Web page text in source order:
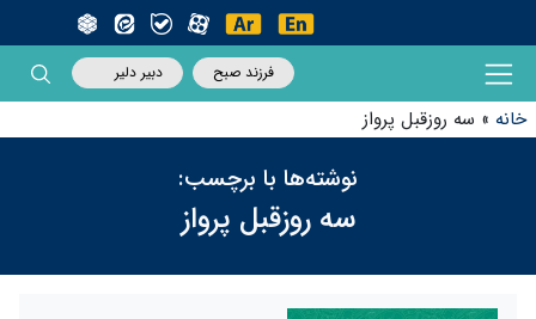
فرزند صبح دبیر دلیر
خانه » سه روزقبل پرواز
نوشته‌ها با برچسب:
سه روزقبل پرواز